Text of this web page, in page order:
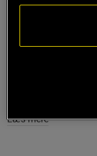
fra ICANIWILL, der
Læs mere